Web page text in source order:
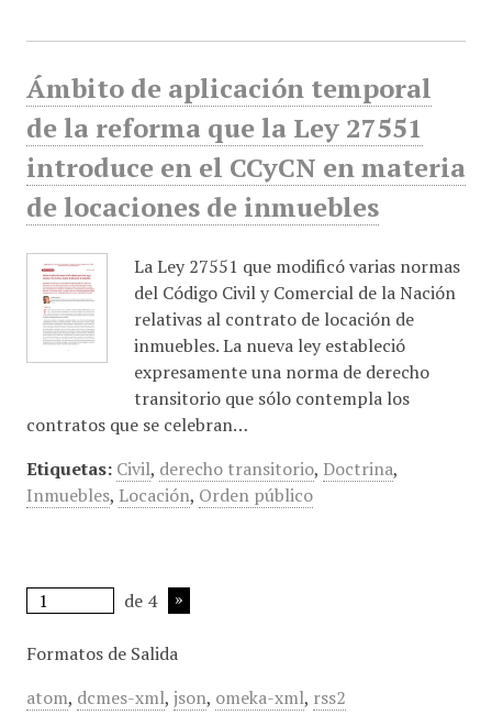
Ámbito de aplicación temporal
de la reforma que la Ley 27551
introduce en el CCyCN en materia
de locaciones de inmuebles
La Ley 27551 que modificó varias normas
del Código Civil y Comercial de la Nación
relativas al contrato de locación de
inmuebles. La nueva ley estableció
expresamente una norma de derecho
transitorio que sólo contempla los
contratos que se celebran…
Etiquetas: Civil, derecho transitorio, Doctrina,
Inmuebles, Locación, Orden público
de 4
Formatos de Salida
atom, dcmes-xml, json, omeka-xml, rss2